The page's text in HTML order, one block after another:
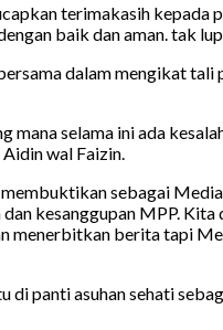
terimakasih kepada
baik dan aman. tak
dalam mengikat tali
selama ini ada
wal Faizin.
sebagai
kesanggupan MPP. Kita
menerbitkan berita tapi
panti asuhan sehati